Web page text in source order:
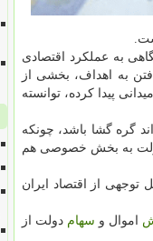
به عملکرد اقتصادی
به اهداف، بخشی از
پیدا کرده، توانسته
گره گشا باشد، چونکه
دولت به بخش خصوصی هم
اساسی، همچنان بخش قابل توجهی از اقتصاد ایران
اموال و سهام دولت از